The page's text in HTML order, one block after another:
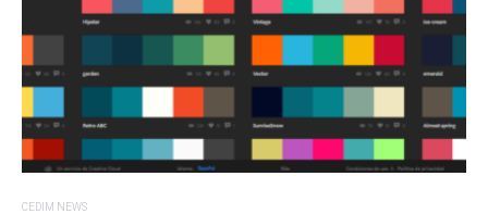
CEDIM NEWS